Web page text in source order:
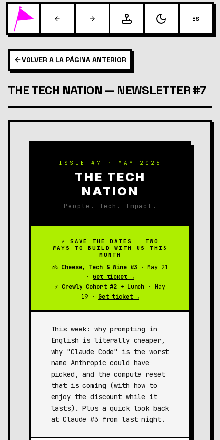
ES
VOLVER A LA PÁGINA ANTERIOR
THE TECH NATION — NEWSLETTER #7